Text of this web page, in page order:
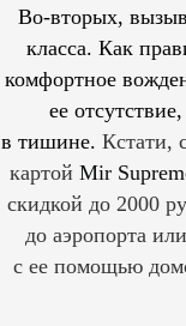
Во-вторых,
класса. Как
комфортное
ее
в тишине. Кстати,
картой Mir
скидкой до 2000
до аэропорта
с ее помощью